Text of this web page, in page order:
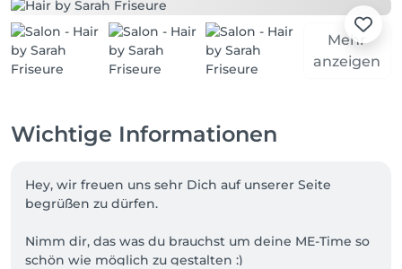
Mehr
anzeigen
Wichtige Informationen
Hey, wir freuen uns sehr Dich auf unserer Seite
begrüßen zu dürfen.
Nimm dir, das was du brauchst um deine ME-Time so
schön wie möglich zu gestalten :)